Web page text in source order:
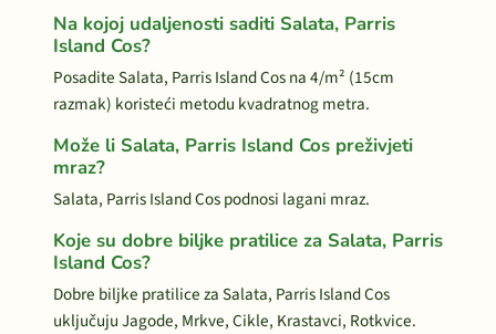
Na kojoj udaljenosti saditi Salata, Parris
Island Cos?
Posadite Salata, Parris Island Cos na 4/m² (15cm
razmak) koristeći metodu kvadratnog metra.
Može li Salata, Parris Island Cos preživjeti
mraz?
Salata, Parris Island Cos podnosi lagani mraz.
Koje su dobre biljke pratilice za Salata, Parris
Island Cos?
Dobre biljke pratilice za Salata, Parris Island Cos
uključuju Jagode, Mrkve, Cikle, Krastavci, Rotkvice.